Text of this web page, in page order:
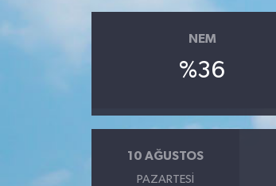
NEM
%36
10 AĞUSTOS
PAZARTESI